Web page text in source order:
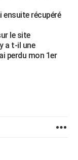
ensuite récupéré
le site
a t-il une
perdu mon 1er